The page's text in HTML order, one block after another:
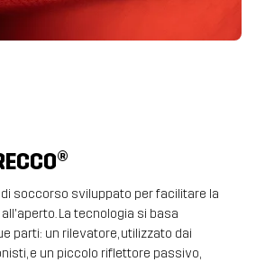
di soccorso sviluppato per facilitare la
La tecnologia si basa
parti: un rilevatore, utilizzato dai
e un piccolo riflettore passivo,